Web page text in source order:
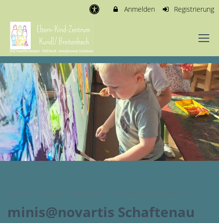
Anmelden Registrierung
minis@novartis Schaftenau